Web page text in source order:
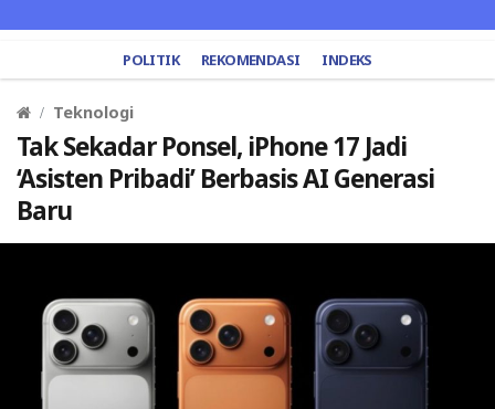
POLITIK REKOMENDASI INDEKS
Teknologi
Tak Sekadar Ponsel, iPhone 17 Jadi
‘Asisten Pribadi’ Berbasis AI Generasi
Baru